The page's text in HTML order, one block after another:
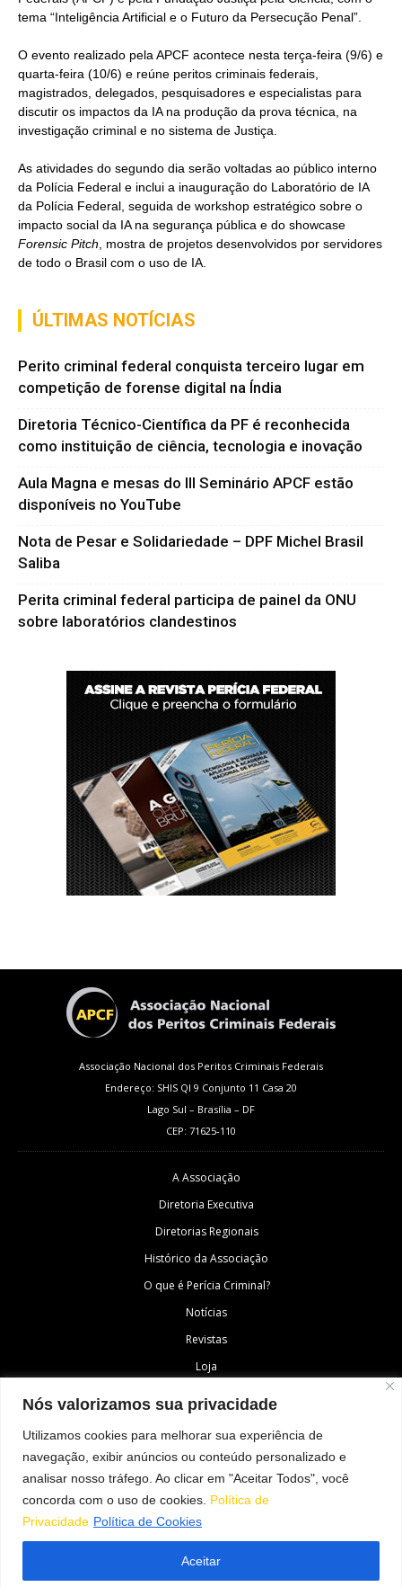
Nós valorizamos sua privacidade
Utilizamos cookies para melhorar sua experiência de
navegação, exibir anúncios ou conteúdo personalizado e
analisar nosso tráfego. Ao clicar em "Aceitar Todos", você
concorda com o uso de cookies. Política de
Privacidade Política de Cookies
Aceitar
tema “Inteligência Artificial e o Futuro da Persecução Penal”.
O evento realizado pela APCF acontece nesta terça-feira (9/6) e
quarta-feira (10/6) e reúne peritos criminais federais,
magistrados, delegados, pesquisadores e especialistas para
discutir os impactos da IA na produção da prova técnica, na
investigação criminal e no sistema de Justiça.
As atividades do segundo dia serão voltadas ao público interno
da Polícia Federal e inclui a inauguração do Laboratório de IA
da Polícia Federal, seguida de workshop estratégico sobre o
impacto social da IA na segurança pública e do showcase
Forensic Pitch , mostra de projetos desenvolvidos por servidores
de todo o Brasil com o uso de IA.
ÚLTIMAS NOTÍCIAS
Perito criminal federal conquista terceiro lugar em
competição de forense digital na Índia
Diretoria Técnico-Científica da PF é reconhecida
como instituição de ciência, tecnologia e inovação
Aula Magna e mesas do III Seminário APCF estão
disponíveis no YouTube
Nota de Pesar e Solidariedade – DPF Michel Brasil
Saliba
Perita criminal federal participa de painel da ONU
sobre laboratórios clandestinos
Associação Nacional dos Peritos Criminais Federais
Endereço: SHIS QI 9 Conjunto 11 Casa 20
Lago Sul – Brasília – DF
CEP: 71625-110
A Associação
Diretoria Executiva
Diretorias Regionais
Histórico da Associação
O que é Perícia Criminal?
Notícias
Revistas
Loja
SIGA-NOS